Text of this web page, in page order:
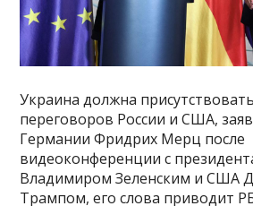
Украина должна
переговоров России и США,
Германии Фридрих Мерц после
видеоконференции с
Владимиром Зеленским и США
Трампом, его слова приводит